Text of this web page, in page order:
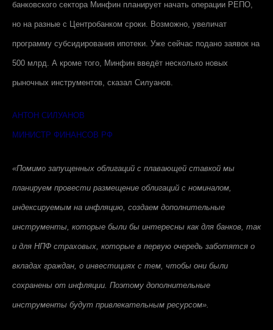
банковского сектора Минфин планирует начать операции РЕПО,
но на разные с Центробанком сроки. Возможно, увеличат
программу субсидирования ипотеки. Уже сейчас подано заявок на
500 млрд. А кроме того, Минфин введёт несколько новых
рыночных инструментов, сказал Силуанов.
АНТОН СИЛУАНОВ
МИНИСТР ФИНАНСОВ РФ
«Помимо запущенных облигаций с плавающей ставкой мы
планируем провести размещение облигаций с номиналом,
индексируемым на инфляцию, создаем дополнительные
инструменты, которые были бы интересны как для банков, так
и для НПФ страховых, которые в первую очередь заботятся о
вкладах граждан, о инвестициях с тем, чтобы они были
сохранены от инфляции. Поэтому дополнительные
инструменты будут привлекательным ресурсом».